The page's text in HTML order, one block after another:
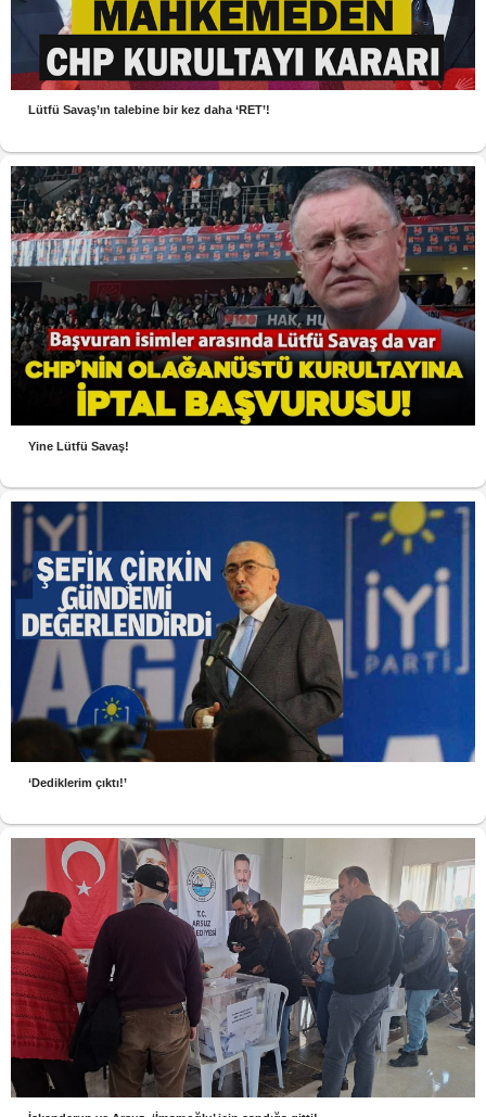
Lütfü Savaş’ın talebine bir kez daha ‘RET’!
Yine Lütfü Savaş!
‘Dediklerim çıktı!’